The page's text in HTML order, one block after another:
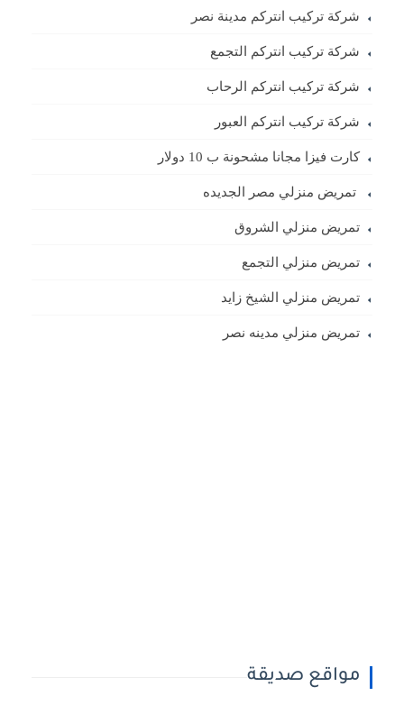
شركة تركيب انتركم مدينة نصر
شركة تركيب انتركم التجمع
شركة تركيب انتركم الرحاب
شركة تركيب انتركم العبور
كارت فيزا مجانا مشحونة ب 10 دولار
تمريض منزلي مصر الجديده
تمريض منزلي الشروق
تمريض منزلي التجمع
تمريض منزلي الشيخ زايد
تمريض منزلي مدينه نصر
مواقع صديقة